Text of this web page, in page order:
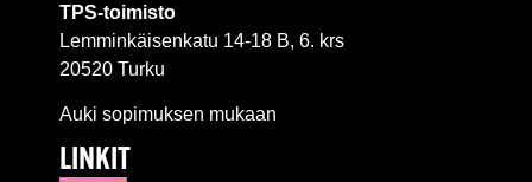
TPS-toimisto
Lemminkäisenkatu 14-18 B, 6. krs
20520 Turku
Auki sopimuksen mukaan
LINKIT